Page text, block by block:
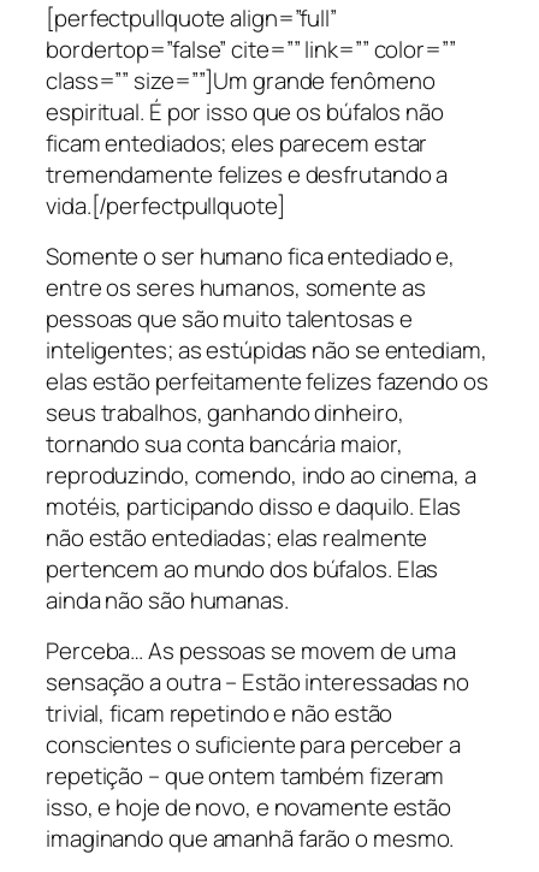
[perfectpullquote align=”full”
bordertop=”false” cite=”” link=”” color=””
class=”” size=””]Um grande fenômeno
espiritual. É por isso que os búfalos não
ficam entediados; eles parecem estar
tremendamente felizes e desfrutando a
vida.[/perfectpullquote]
Somente o ser humano fica entediado e,
entre os seres humanos, somente as
pessoas que são muito talentosas e
inteligentes; as estúpidas não se entediam,
elas estão perfeitamente felizes fazendo os
seus trabalhos, ganhando dinheiro,
tornando sua conta bancária maior,
reproduzindo, comendo, indo ao cinema, a
motéis, participando disso e daquilo. Elas
não estão entediadas; elas realmente
pertencem ao mundo dos búfalos. Elas
ainda não são humanas.
Perceba… As pessoas se movem de uma
sensação a outra – Estão interessadas no
trivial, ficam repetindo e não estão
conscientes o suficiente para perceber a
repetição – que ontem também fizeram
isso, e hoje de novo, e novamente estão
imaginando que amanhã farão o mesmo.